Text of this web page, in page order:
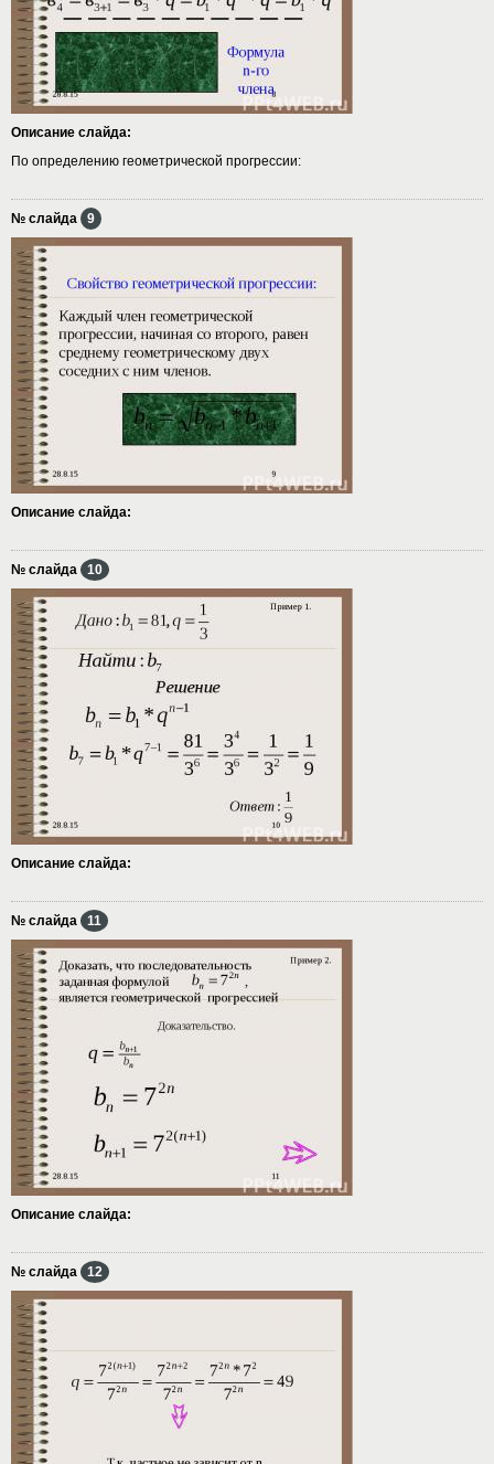
Описание слайда:
По определению геометрической прогрессии:
№ слайда 9
Описание слайда:
№ слайда 10
Описание слайда:
№ слайда 11
Описание слайда:
№ слайда 12